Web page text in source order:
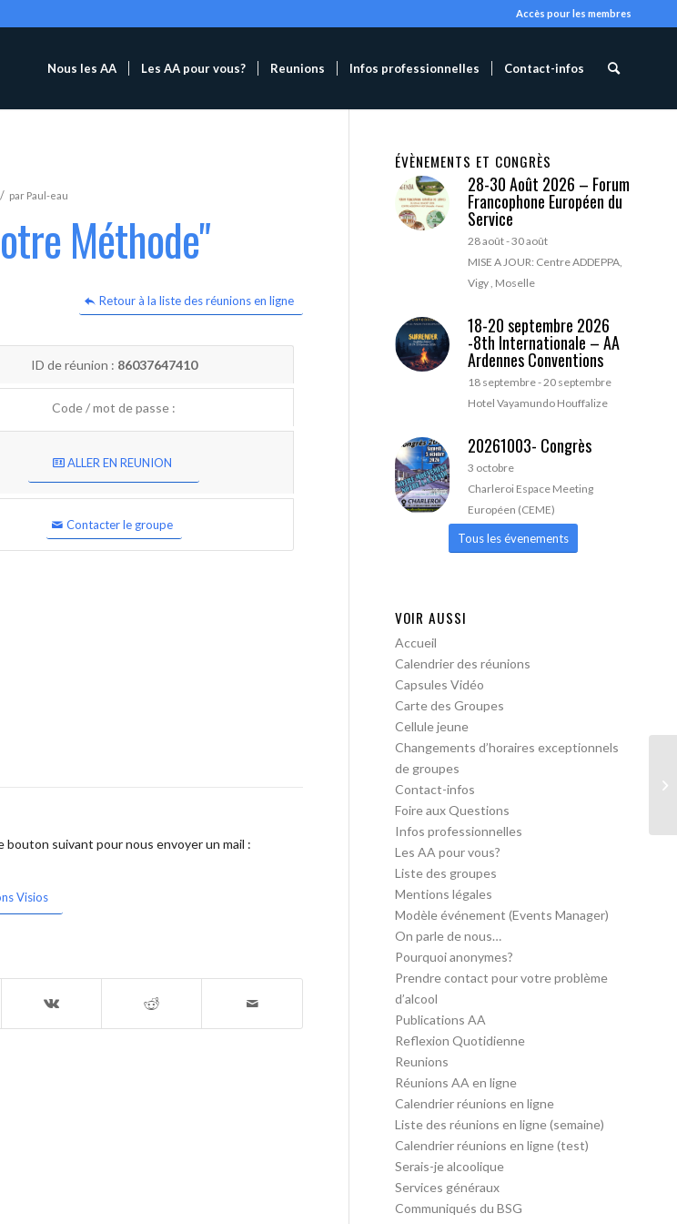
Accès pour les membres
Nous les AA Les AA pour vous? Reunions Infos professionnelles Contact-infos
/ par Paul-eau
Méthode"
Retour à la liste des réunions en ligne
ID de réunion : 86037647410
Code / mot de passe :
ALLER EN REUNION
Contacter le groupe
suivant pour nous envoyer un mail :
Visios
ÉVÈNEMENTS ET CONGRÈS
28-30 Août 2026 – Forum
Francophone Européen du
Service
28 août-30 août
MISE A JOUR: Centre ADDEPPA,
Vigy , Moselle
18-20 septembre 2026
-8th Internationale – AA
Ardennes Conventions
18 septembre-20 septembre
Hotel Vayamundo Houffalize
20261003- Congrès
3 octobre
Charleroi Espace Meeting
Européen (CEME)
Tous les évenements
VOIR AUSSI
Accueil
Calendrier des réunions
Capsules Vidéo
Carte des Groupes
Cellule jeune
Changements d’horaires exceptionnels
de groupes
Contact-infos
Foire aux Questions
Infos professionnelles
Les AA pour vous?
Liste des groupes
Mentions légales
Modèle événement (Events Manager)
On parle de nous…
Pourquoi anonymes?
Prendre contact pour votre problème
d’alcool
Publications AA
Reflexion Quotidienne
Reunions
Réunions AA en ligne
Calendrier réunions en ligne
Liste des réunions en ligne (semaine)
Calendrier réunions en ligne (test)
Serais-je alcoolique
Services généraux
Communiqués du BSG